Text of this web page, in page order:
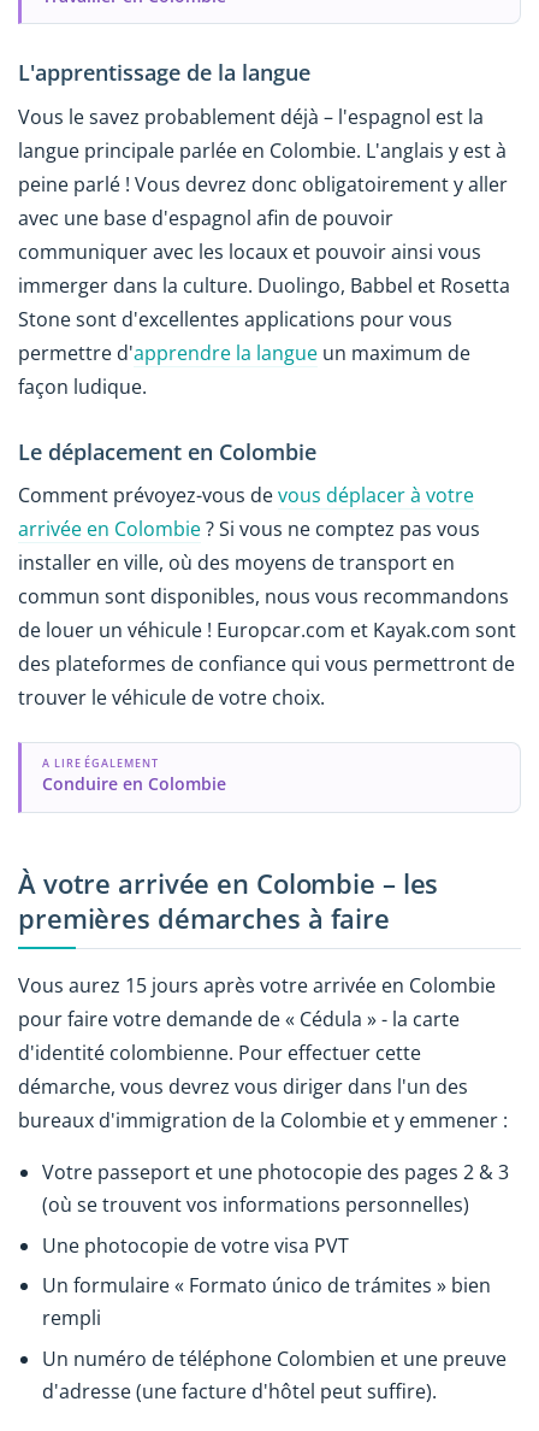
L'apprentissage de la langue
Vous le savez probablement déjà – l'espagnol est la
langue principale parlée en Colombie. L'anglais y est à
peine parlé ! Vous devrez donc obligatoirement y aller
avec une base d'espagnol afin de pouvoir
communiquer avec les locaux et pouvoir ainsi vous
immerger dans la culture. Duolingo, Babbel et Rosetta
Stone sont d'excellentes applications pour vous
permettre d'apprendre la langue un maximum de
façon ludique.
Le déplacement en Colombie
Comment prévoyez-vous devous déplacer à votre
arrivée en Colombie? Si vous ne comptez pas vous
installer en ville, où des moyens de transport en
commun sont disponibles, nous vous recommandons
de louer un véhicule ! Europcar.com et Kayak.com sont
des plateformes de confiance qui vous permettront de
trouver le véhicule de votre choix.
A LIRE ÉGALEMENT
Conduire en Colombie
À votre arrivée en Colombie – les
premières démarches à faire
Vous aurez 15 jours après votre arrivée en Colombie
pour faire votre demande de « Cédula » - la carte
d'identité colombienne. Pour effectuer cette
démarche, vous devrez vous diriger dans l'un des
bureaux d'immigration de la Colombie et y emmener :
Votre passeport et une photocopie des pages 2 & 3
(où se trouvent vos informations personnelles)
Une photocopie de votre visa PVT
Un formulaire « Formato único de trámites » bien
rempli
Un numéro de téléphone Colombien et une preuve
d'adresse (une facture d'hôtel peut suffire).